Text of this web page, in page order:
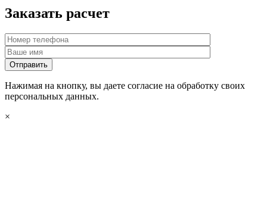
Заказать расчет
Нажимая на кнопку, вы даете согласие на обработку своих
персональных данных.
×